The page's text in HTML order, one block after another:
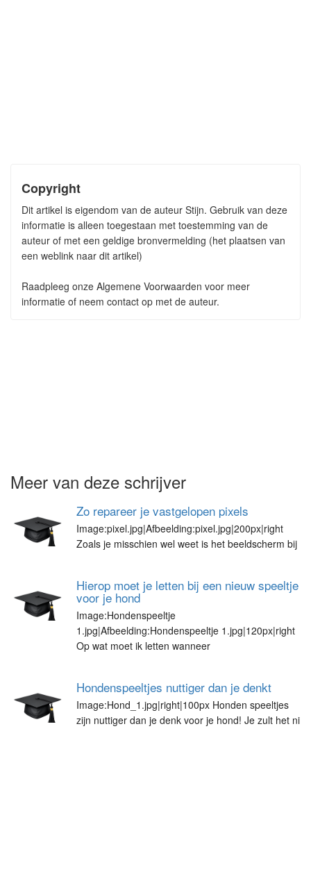
Copyright
Dit artikel is eigendom van de auteur Stijn. Gebruik van deze
informatie is alleen toegestaan met toestemming van de
auteur of met een geldige bronvermelding (het plaatsen van
een weblink naar dit artikel)
Raadpleeg onze Algemene Voorwaarden voor meer
informatie of neem contact op met de auteur.
Meer van deze schrijver
Zo repareer je vastgelopen pixels
Image:pixel.jpg|Afbeelding:pixel.jpg|200px|right
Zoals je misschien wel weet is het beeldscherm bij
Hierop moet je letten bij een nieuw speeltje
voor je hond
Image:Hondenspeeltje
1.jpg|Afbeelding:Hondenspeeltje 1.jpg|120px|right
Op wat moet ik letten wanneer
Hondenspeeltjes nuttiger dan je denkt
Image:Hond_1.jpg|right|100px Honden speeltjes
zijn nuttiger dan je denk voor je hond! Je zult het ni